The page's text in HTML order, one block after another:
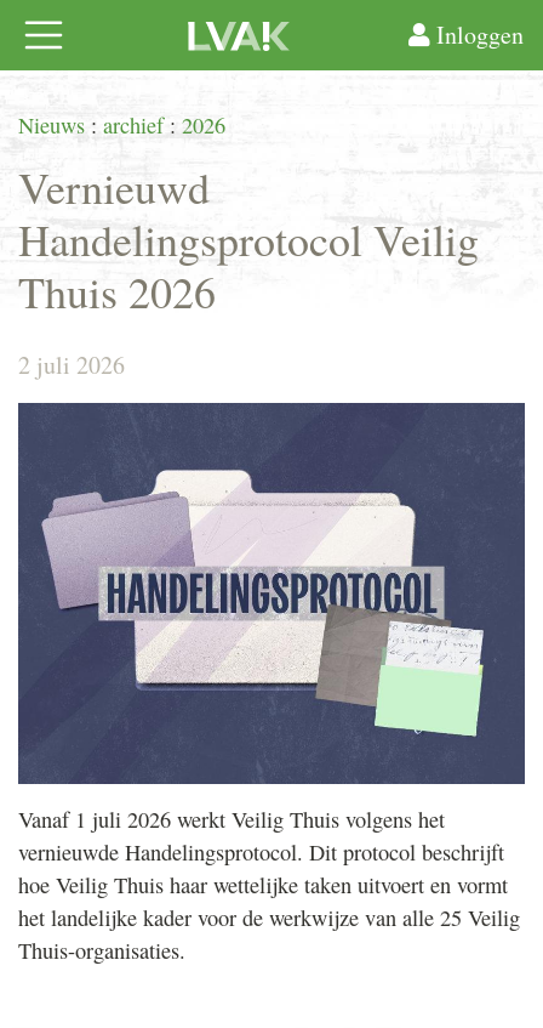
Inloggen
Nieuws : archief: 2026
Vernieuwd
Handelingsprotocol Veilig
Thuis 2026
2 juli 2026
Vanaf 1 juli 2026 werkt Veilig Thuis volgens het
vernieuwde Handelingsprotocol. Dit protocol beschrijft
hoe Veilig Thuis haar wettelijke taken uitvoert en vormt
het landelijke kader voor de werkwijze van alle 25 Veilig
Thuis-organisaties.